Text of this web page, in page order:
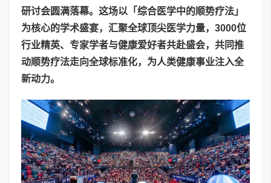
研讨会圆满落幕。这场以「综合医学中的顺势疗法」
为核心的学术盛宴，汇聚全球顶尖医学力量， 3000位
行业精英、专家学者与健康爱好者共赴盛会，共同推
动顺势疗法走向全球标准化，为人类健康事业注入全
新动力。